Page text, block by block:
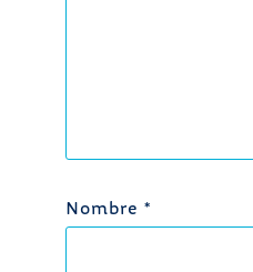
Nombre *